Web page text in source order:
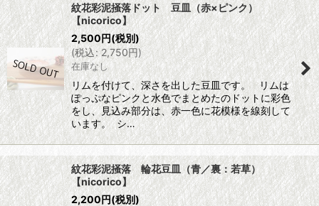
紋花彩泥掻落ドット 豆皿（赤×ピンク）
【nicorico】
2,500円(税別)
(税込: 2,750円)
在庫なし
リムを付けて、深さを出した豆皿です。 リムは
ぽっぷなピンクと水色でまとめたのドットに彩色
をし、見込み部分は、赤一色に花模様を線刻して
います。 シ…
紋花彩泥掻落 輪花豆皿（青／裏：若草）
【nicorico】
2,200円(税別)